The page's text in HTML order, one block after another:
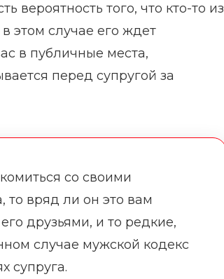
вероятность того, что кто-то из
этом случае его ждет
в публичные места,
перед супругой за
со своими
то вряд ли он это вам
друзьями, и то редкие,
случае мужской кодекс
супруга.